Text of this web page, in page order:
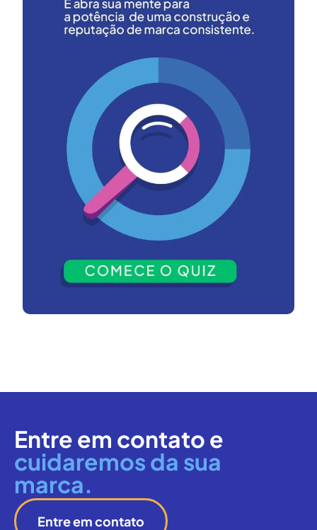
Entre em contato e
cuidaremos da sua
marca.
Entre em contato